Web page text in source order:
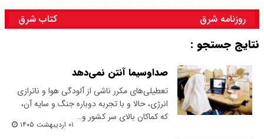
روزنامه شرق کتاب شرق
نتایج جستجو :
صداوسیما آنتن نمی‌دهد
تعطیلی‌های مکرر ناشی از آلودگی هوا و ناترازی
انرژی، حالا و با تجربه دوباره جنگ و سایه آن،
که کماکان بالای سر کشور و…
۰۱ اردیبهشت ۱۴۰۵